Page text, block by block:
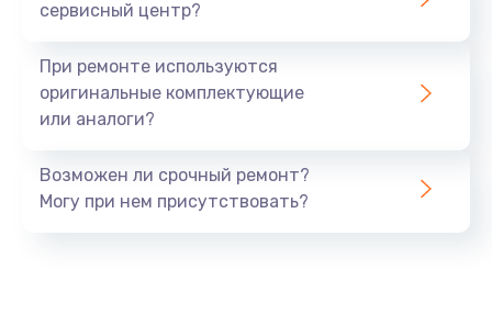
Замена процессора
Заказать
Замена оперативной памяти
сервисный центр?
При ремонте используются
оригинальные комплектующие
или аналоги?
Возможен ли срочный ремонт?
Могу при нем присутствовать?